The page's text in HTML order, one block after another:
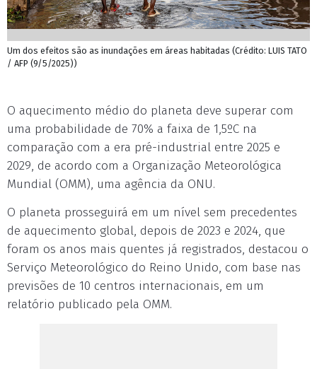
Um dos efeitos são as inundações em áreas habitadas (Crédito: LUIS TATO
/ AFP (9/5/2025))
O aquecimento médio do planeta deve superar com
uma probabilidade de 70% a faixa de 1,5ºC na
comparação com a era pré-industrial entre 2025 e
2029, de acordo com a Organização Meteorológica
Mundial (OMM), uma agência da ONU.
O planeta prosseguirá em um nível sem precedentes
de aquecimento global, depois de 2023 e 2024, que
foram os anos mais quentes já registrados, destacou o
Serviço Meteorológico do Reino Unido, com base nas
previsões de 10 centros internacionais, em um
relatório publicado pela OMM.